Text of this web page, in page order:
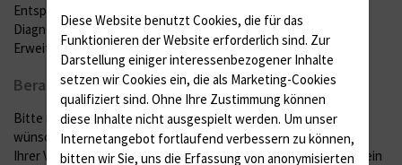
Entsprechend den Entwicklungen in der mikrobiologischen
Diagnostik ist unser Untersuchungsspektrum ständigen
Erweiterungen und Veränderungen unterworfen.
Beratung
Bitte rufen Sie uns ebenfalls an, wenn Sie eine Beratung
wünschen sollten, z. B. welche Untersuchungen zur Abklärung
Ihrer Verdachtsdiagnose am ehesten bzw. zusätzlich indiziert sein
Diese Website benutzt Cookies, die für das
Funktionieren der Website erforderlich sind. Zur
Darstellung einiger interessenbezogener Inhalte
setzen wir Cookies ein, die als Marketing-Cookies
qualifiziert sind. Ohne Ihre Zustimmung können
diese Inhalte nicht ausgespielt werden. Um unser
Internetangebot fortlaufend verbessern zu können,
bitten wir Sie, uns die Erfassung von anonymisierten